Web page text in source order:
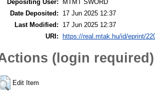
Depositing User:
MTMT SWORD
Date Deposited:
17 Jun 2025 12:37
Last Modified:
17 Jun 2025 12:37
URI:
https://real.mtak.hu/id/eprint/
(login required)
Edit Item